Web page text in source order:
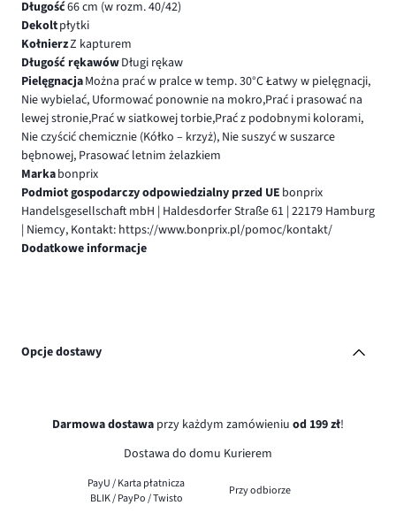
Długość66 cm (w rozm. 40/42)
Dekoltpłytki
KołnierzZ kapturem
Długość rękawówDługi rękaw
PielęgnacjaMożna prać w pralce w temp. 30°C Łatwy w pielęgnacji,
Nie wybielać, Uformować ponownie na mokro,Prać i prasować na
lewej stronie,Prać w siatkowej torbie,Prać z podobnymi kolorami,
Nie czyścić chemicznie (Kółko – krzyż), Nie suszyć w suszarce
bębnowej, Prasować letnim żelazkiem
Markabonprix
Podmiot gospodarczy odpowiedzialny przed UE bonprix
Handelsgesellschaft mbH | Haldesdorfer Straße 61 | 22179 Hamburg
| Niemcy, Kontakt: https://www.bonprix.pl/pomoc/kontakt/
Dodatkowe informacje
Opcje dostawy
Darmowa dostawa przy każdym zamówieniu od 199 zł!
Dostawa do domu Kurierem
PayU / Karta płatnicza
BLIK / PayPo / Twisto
Przy odbiorze